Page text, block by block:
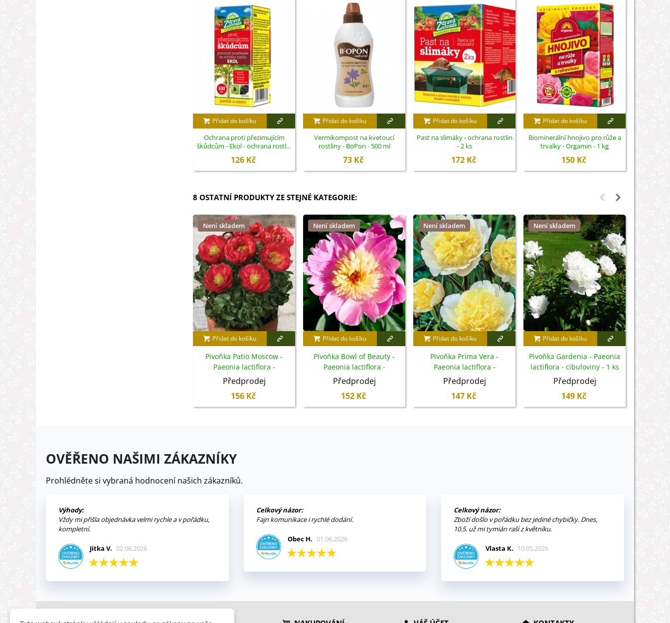
Přidat do košíku
Ochrana proti přezimujícím
škůdcům - Ekol - ochrana rostlin
126 Kč
Přidat do košíku
Vermikompost na kvetoucí
rostliny - BoPon - 500 ml
73 Kč
Přidat do košíku
Past na slimáky - ochrana rostlin
- 2 ks
172 Kč
Přidat do košíku
Biominerální hnojivo pro růže a
trvalky - Orgamin - 1 kg
150 Kč
8 OSTATNÍ PRODUKTY ZE STEJNÉ KATEGORIE:
Není skladem
Přidat do košíku
Pivoňka Patio Moscow -
Paeonia lactiflora -
cibuloviny - 1 ks
Předprodej
156 Kč
Není skladem
Přidat do košíku
Pivoňka Bowl of Beauty -
Paeonia lactiflora -
cibuloviny - 1 ks
Předprodej
152 Kč
Není skladem
Přidat do košíku
Pivoňka Prima Vera -
Paeonia lactiflora -
cibuloviny - 1 ks
Předprodej
147 Kč
Není skladem
Přidat do košíku
Pivoňka Gardenia - Paeonia
lactiflora - cibuloviny - 1 ks
Předprodej
149 Kč
OVĚŘENO NAŠIMI ZÁKAZNÍKY
Prohlédněte si vybraná hodnocení našich zákazníků.
Výhody:
Vždy mi přišla objednávka velmi rychle a v pořádku,
kompletní.
Jitka V. 02.06.2026
Celkový názor:
Fajn komunikace i rychlé dodání.
Obec H. 01.06.2026
Celkový názor:
Zboží došlo v pořádku bez jediné chybičky. Dnes,
10.5. už mi tymián raší z květníku.
Vlasta K. 10.05.2026